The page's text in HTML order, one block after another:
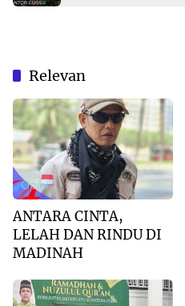
Relevan
Opini
ANTARA CINTA,
LELAH DAN RINDU DI
MADINAH